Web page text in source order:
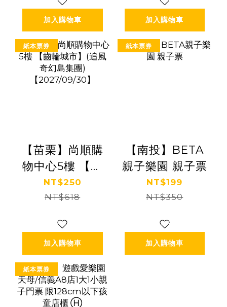
加入購物車 加入購物車
紙本票券
【苗栗】尚順購
物中心5樓 【齒
輪城市】(追風奇
幻島集團)
NT$250
NT$618
加入購物車
紙本票券
【南投】BETA
親子樂園 親子票
NT$199
NT$350
加入購物車
紙本票券